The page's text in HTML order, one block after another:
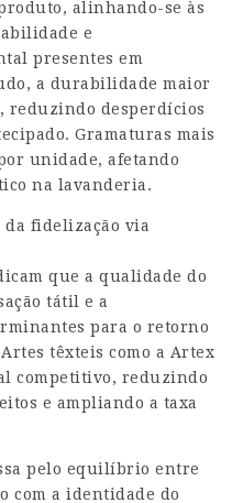
alinhando-se às
e
presentes em
a durabilidade maior
reduzindo desperdícios
Gramaturas mais
unidade, afetando
na lavanderia.
da fidelização via
que a qualidade do
tátil e a
para o retorno
têxteis como a Artex
competitivo, reduzindo
e ampliando a taxa
pelo equilíbrio entre
com a identidade do